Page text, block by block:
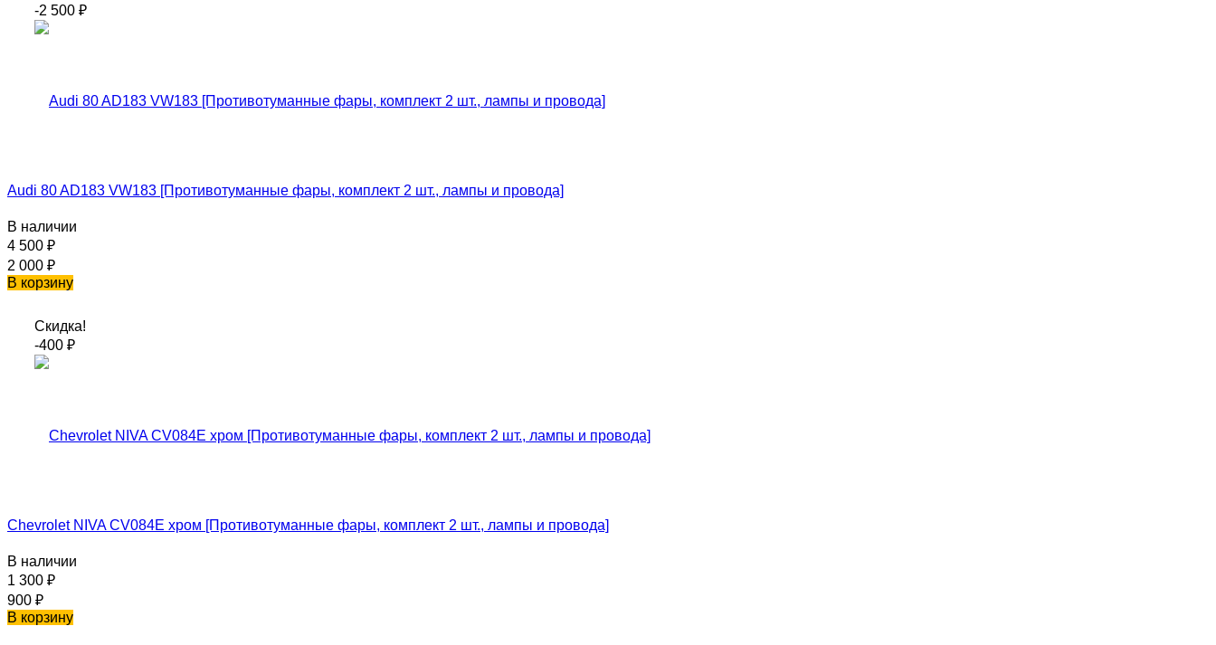
-2 500 ₽
Audi 80 AD183 VW183 [Противотуманные фары, комплект 2 шт., лампы и провода]
В наличии
4 500 ₽
2 000 ₽
В корзину
Скидка!
-400 ₽
Chevrolet NIVA CV084E хром [Противотуманные фары, комплект 2 шт., лампы и провода]
В наличии
1 300 ₽
900 ₽
В корзину